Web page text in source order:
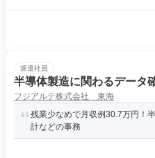
派遣社員
半導体製造に関わるデータ
フジアルテ株式会社 東海
残業少なめで月収例30.7万円！
計などの事務